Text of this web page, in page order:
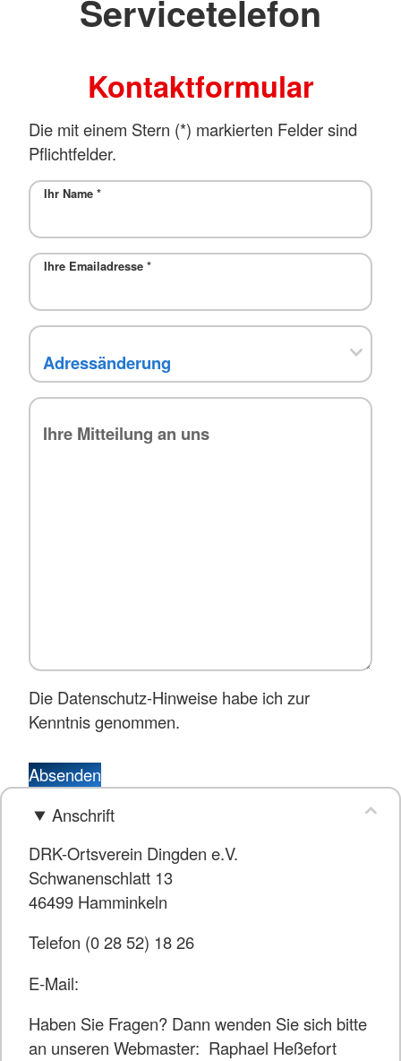
Servicetelefon
Kontaktformular
Die mit einem Stern (*) markierten Felder sind
Pflichtfelder.
Ihr Name *
Ihre Emailadresse *
Die Datenschutz-Hinweise habe ich zur
Kenntnis genommen.
Absenden
Anschrift
DRK-Ortsverein Dingden e.V.
Schwanenschlatt 13
46499 Hamminkeln
Telefon (0 28 52) 18 26
E-Mail:
Haben Sie Fragen? Dann wenden Sie sich bitte
an unseren Webmaster: Raphael Heßefort